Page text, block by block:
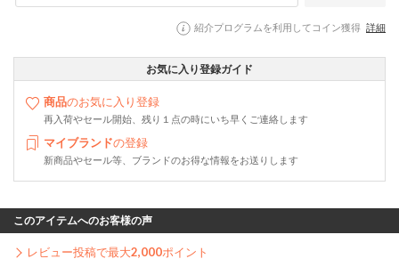
紹介プログラムを利用してコイン獲得 詳細
お気に入り登録ガイド
商品のお気に入り登録
再入荷やセール開始、残り１点の時にいち早くご連絡します
マイブランドの登録
新商品やセール等、ブランドのお得な情報をお送りします
このアイテムへのお客様の声
レビュー投稿で最大2,000ポイント